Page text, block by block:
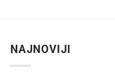
NAJNOVIJI